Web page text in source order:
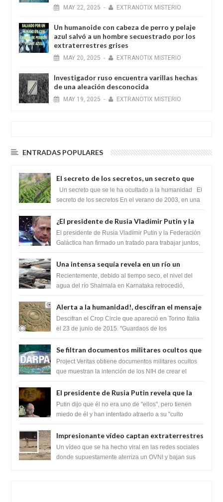
MAY 22, 2025 - EXTRANOTIX MISTERIO
Un humanoide con cabeza de perro у pelaje
azul salvó a un hombre secuestrado por los
extraterrestres grises
MAY 20, 2025 - EXTRANOTIX MISTERIO
Investigador ruso encuentra varillas hechas
de una aleación desconocida
MAY 19, 2025 - EXTRANOTIX MISTERIO
ENTRADAS POPULARES
El secreto de los secretos, un secreto que
cambiaría por completo el destino de la
humanidad
Un secreto que se le ha ocultado a la humanidad El
secreto de los secretos En el verano de 2003, en una
¿El presidente de Rusia Vladímir Putin y la
Federación Galactica han firmado un
tratado para acabar con los Sionistas?
El presidente de Rusia Vladímir Putin y la Federación
Galáctica han firmado un tratado para trabajar juntos,
Una intensa sequía revela en un río un
impresionante hallazgo de miles de Shiva
Lingas
Recientemente, debido al tiempo seco, el nivel del
agua del río Shalmala en Karnataka retrocedió,
Alerta a la humanidad!, descifran el mensaje
del Crop Circle de Torino ,Italia
Descifran el Crop Circle que apareció en Torino Italia
el 23 de junio de 2015. "Guardaos de los
Se filtran documentos militares ocultos que
muestran la intención de los NIH de crear el
SARS-CoV-2, utilizando la investigación de
Project Veritas obtiene documentos militares ocultos
que muestran la intención de los NIH de crear el
El presidente de Rusia Putin revela que la
clase dominante en el mundo son los
híbridos reptiles
Putin dijo que él no era uno de "ellos", pero tienen
miedo de él y han intentado atraerlo a su "culto
Impresionante vídeo captan extraterrestres
bajando de un OVNI en Arabia Saudita
Un vídeo que se ha hecho viral en las redes sociales
donde supuestamente aterriza un OVNI y bajan sus